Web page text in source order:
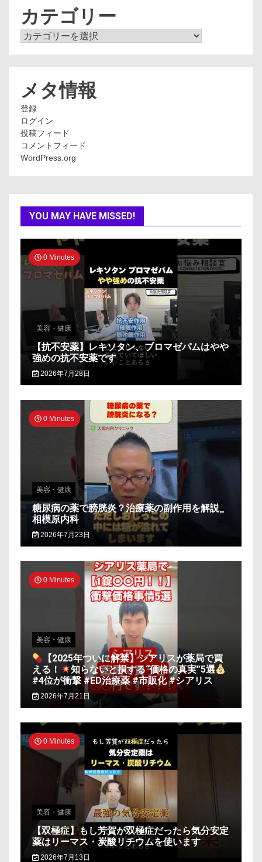
カテゴリー
カ
メタ情報
登録
ログイン
投稿フィード
コメントフィード
WordPress.org
YOU MAY HAVE MISSED!
0 Minutes
美容・健康
【抗不安薬】レキソタン、ブロマゼパムはやや
強めの抗不安薬です
2026年7月28日
0 Minutes
美容・健康
糖尿病の薬で膀胱炎？治療薬の副作用を解説_
相模原内科
2026年7月23日
0 Minutes
美容・健康
【2025年ついに解禁】シアリスが薬局で買
える！
知らないと損する“価格の真実”5選
#4位が衝撃 #ED治療薬 #市販化 #シアリス
2026年7月21日
0 Minutes
美容・健康
【双極症】もし芳賀が双極症だったら気分安定
薬はリーマス・炭酸リチウムを使います
2026年7月13日